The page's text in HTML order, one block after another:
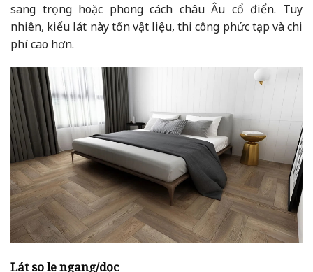
sang trọng hoặc phong cách châu Âu cổ điển. Tuy
nhiên, kiểu lát này tốn vật liệu, thi công phức tạp và chi
phí cao hơn.
Lát so le ngang/dọc